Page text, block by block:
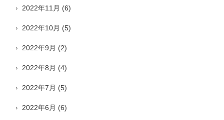
2022年11月 (6)
2022年10月 (5)
2022年9月 (2)
2022年8月 (4)
2022年7月 (5)
2022年6月 (6)